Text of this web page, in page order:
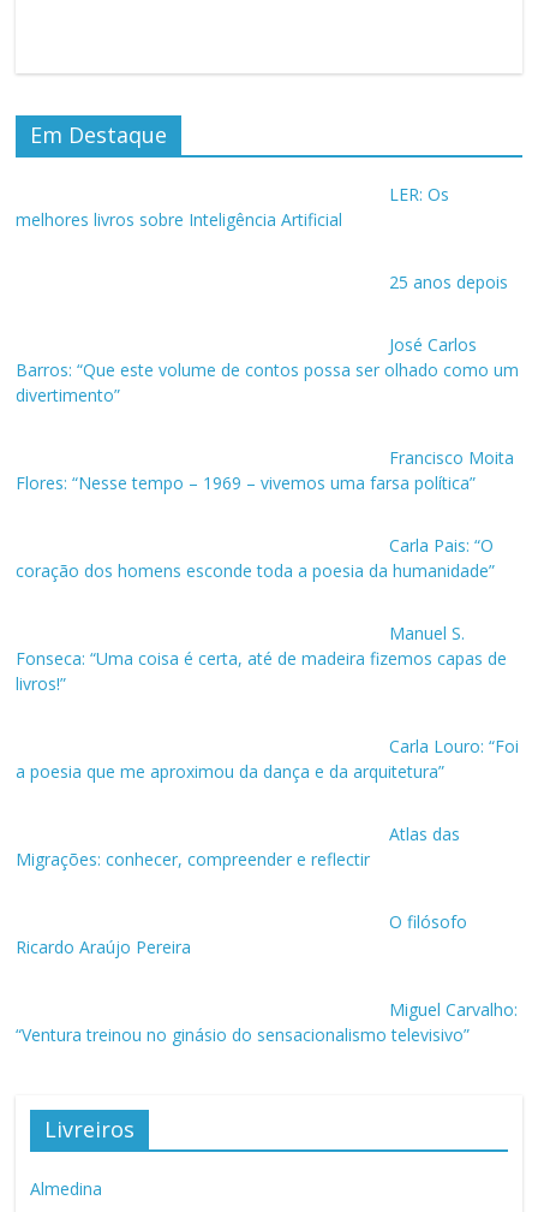
Em Destaque
LER: Os
melhores livros sobre Inteligência Artificial
25 anos depois
José Carlos
Barros: “Que este volume de contos possa ser olhado como um
divertimento”
Francisco Moita
Flores: “Nesse tempo – 1969 – vivemos uma farsa política”
Carla Pais: “O
coração dos homens esconde toda a poesia da humanidade”
Manuel S.
Fonseca: “Uma coisa é certa, até de madeira fizemos capas de
livros!”
Carla Louro: “Foi
a poesia que me aproximou da dança e da arquitetura”
Atlas das
Migrações: conhecer, compreender e reflectir
O filósofo
Ricardo Araújo Pereira
Miguel Carvalho:
“Ventura treinou no ginásio do sensacionalismo televisivo”
Livreiros
Almedina